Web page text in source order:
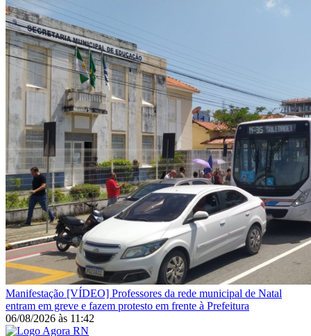
Manifestação [VÍDEO] Professores da rede municipal de Natal
entram em greve e fazem protesto em frente à Prefeitura
06/08/2026 às 11:42